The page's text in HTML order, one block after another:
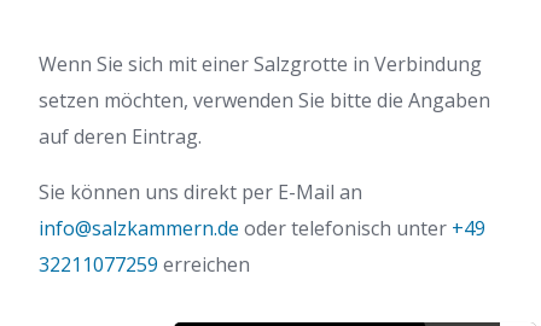
Wenn Sie sich mit einer Salzgrotte in Verbindung
setzen möchten, verwenden Sie bitte die Angaben
auf deren Eintrag.
Sie können uns direkt per E-Mail an
info@salzkammern.de oder telefonisch unter +49
32211077259 erreichen